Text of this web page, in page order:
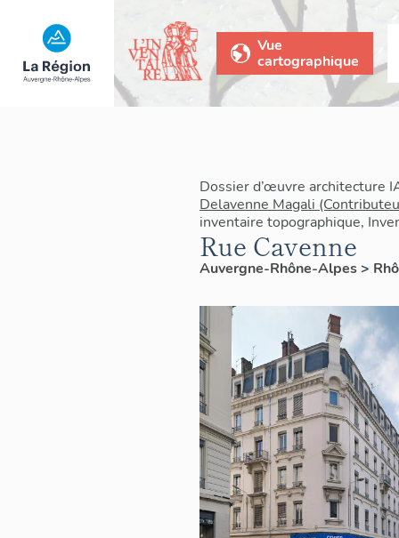
Vue
cartographique
Dossier d’œuvre architecture
Delavenne Magali
inventaire topographique,
Rue Cavenne
Auvergne-Rhône-Alpes>